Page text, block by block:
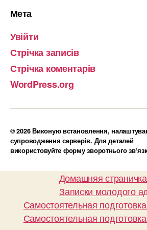
Мета
Увійти
Стрічка записів
Стрічка коментарів
WordPress.org
© 2026Виконую встановлення,
супроводження серверів. Для деталей
використовуйте форму зворотнього
Домашняя
Записки молодого
Самостоятельная
Самостоятельная